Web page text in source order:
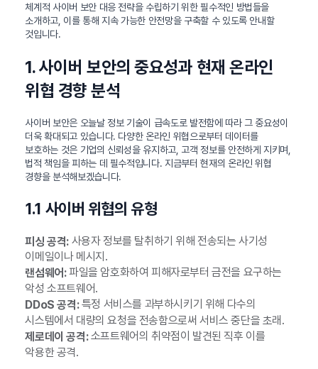
체계적 사이버 보안 대응 전략을 수립하기 위한 필수적인 방법들을
소개하고, 이를 통해 지속 가능한 안전망을 구축할 수 있도록 안내할
것입니다.
1. 사이버 보안의 중요성과 현재 온라인
위협 경향 분석
사이버 보안은 오늘날 정보 기술이 급속도로 발전함에 따라 그 중요성이
더욱 확대되고 있습니다. 다양한 온라인 위협으로부터 데이터를
보호하는 것은 기업의 신뢰성을 유지하고, 고객 정보를 안전하게 지키며,
법적 책임을 피하는 데 필수적입니다. 지금부터 현재의 온라인 위협
경향을 분석해보겠습니다.
1.1 사이버 위협의 유형
피싱 공격:사용자 정보를 탈취하기 위해 전송되는 사기성
이메일이나 메시지.
랜섬웨어:파일을 암호화하여 피해자로부터 금전을 요구하는
악성 소프트웨어.
DDoS 공격:특정 서비스를 과부하시키기 위해 다수의
시스템에서 대량의 요청을 전송함으로써 서비스 중단을 초래.
제로데이 공격:소프트웨어의 취약점이 발견된 직후 이를
악용한 공격.